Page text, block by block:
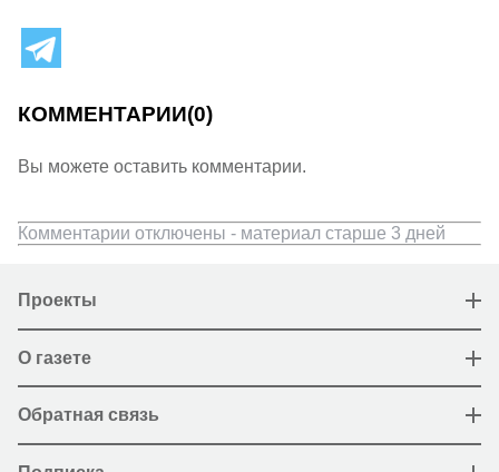
КОММЕНТАРИИ(0)
Вы можете оставить комментарии.
Комментарии отключены - материал старше 3 дней
Проекты
О газете
Обратная связь